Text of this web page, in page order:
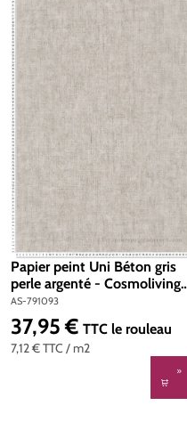
Papier peint Uni Béton gris
perle argenté - Cosmoliving
d'A.S. Création | Réf. AS-
791093
AS-791093
7,12 €TTC / m2
Prix régulier :
37,95 € TTC le rouleau